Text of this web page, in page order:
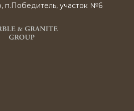
п.Победитель, участок №6